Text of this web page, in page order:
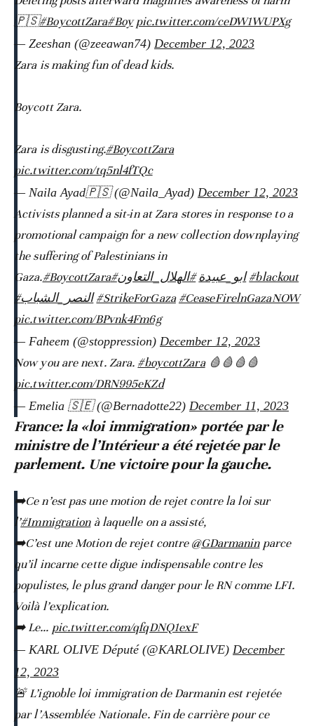
🇵🇸#BoycottZara#Boy pic.twitter.com/ceDW1WUPXg
— Zeeshan (@zeeawan74) December 12, 2023
Zara is making fun of dead kids.
Boycott Zara.
Zara is disgusting.#BoycottZara
pic.twitter.com/tq5nl4fTQc
— Naila Ayad🇵🇸 (@Naila_Ayad) December 12, 2023
Activists planned a sit-in at Zara stores in response to a
promotional campaign for a new collection downplaying
the suffering of Palestinians in
Gaza.#BoycottZara #ابو_عبيدة #الهلال_التعاون
#blackout
#النصر_الشباب #StrikeForGaza #CeaseFirelnGazaNOW
pic.twitter.com/BPvnk4Fm6g
— Faheem (@stoppression) December 12, 2023
Now you are next. Zara. #boycottZara🩸🩸🩸🩸
pic.twitter.com/DRN995eKZd
— Emelia 🇸🇪 (@Bernadotte22) December 11, 2023
France: la «loi immigration» portée par le
ministre de l’Intérieur a été rejetée par le
parlement. Une victoire pour la gauche.
➡️Ce n’est pas une motion de rejet contre la loi sur
l’#Immigrationà laquelle on a assisté,
➡️C’est une Motion de rejet contre@GDarmaninparce
qu’il incarne cette digue indispensable contre les
populistes, le plus grand danger pour le RN comme LFI.
Voilà l’explication.
➡️ Le… pic.twitter.com/qfqDNQ1exF
— KARL OLIVE Député (@KARLOLIVE) December
12, 2023
🚨 L’ignoble loi immigration de Darmanin est rejetée
par l’Assemblée Nationale. Fin de carrière pour ce